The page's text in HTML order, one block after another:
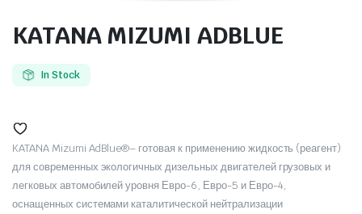
KATANA MIZUMI ADBLUE
In Stock
KATANA Mizumi AdBlue®– готовая к применению жидкость (реагент)
для современных экологичных дизельных двигателей грузовых и
легковых автомобилей уровня Евро-6, Евро-5 и Евро-4,
оснащенных системами каталитической нейтрализации